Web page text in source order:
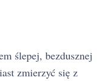
ślepej, bezdusznej
zmierzyć się z